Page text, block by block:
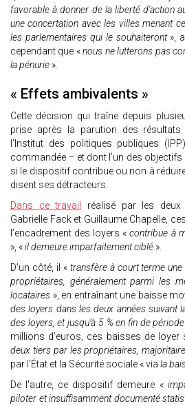
favorable à donner de la liberté d'action
une concertation avec les villes menant
les parlementaires qui le souhaiteront»,
cependant que «nous ne lutterons pas
la pénurie ».
« Effets ambivalents »
Cette décision qui traîne depuis
prise après la parution des résultats
l’Institut des politiques publiques
commandée – et dont l’un des
si le dispositif contribue ou non à
disent ses détracteurs.
Dans ce travail
réalisé par les deux
Gabrielle Fack et Guillaume Chapelle,
l’encadrement des loyers «contribue à
», «il demeure imparfaitement ciblé ».
D'un côté, il « transfère à court terme
propriétaires, généralement parmi les
locataires », en entraînant une baisse
des loyers dans les deux années suivant
des loyers, et jusqu’à 5 % en fin de période
millions d’euros, ces baisses de loyer
deux tiers par les propriétaires,
par l’État et la Sécurité sociale « via la
De l'autre, ce dispositif demeure «
piloter et insuffisamment documenté